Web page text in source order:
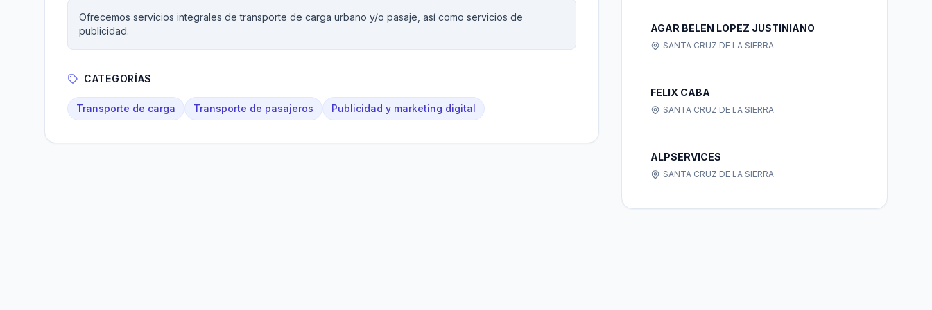
Ofrecemos servicios integrales de transporte de carga urbano y/o pasaje, así como servicios de
publicidad.
CATEGORÍAS
Transporte de carga Transporte de pasajeros Publicidad y marketing digital
AGAR BELEN LOPEZ JUSTINIANO
SANTA CRUZ DE LA SIERRA
FELIX CABA
SANTA CRUZ DE LA SIERRA
ALPSERVICES
SANTA CRUZ DE LA SIERRA